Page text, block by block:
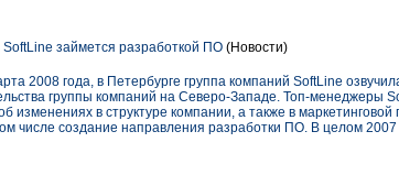
SoftLine займется разработкой ПО (Новости)
2008 года, в Петербурге группа компаний SoftLine
группы компаний на Северо-Западе. Топ-менеджеры
изменениях в структуре компании, а также в
числе создание направления разработки ПО. В целом